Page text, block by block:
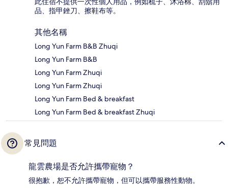
品、指甲銼刀、擦鞋布等。
其他名稱
Long Yun Farm B&B Zhuqi
Long Yun Farm B&B
Long Yun Farm Zhuqi
Long Yun Farm Zhuqi
Long Yun Farm Bed & breakfast
Long Yun Farm Bed & breakfast Zhuqi
常見問題
龍雲農場是否允許攜帶寵物？
很抱歉，恕不允許攜帶寵物，但可以攜帶服務性動物。